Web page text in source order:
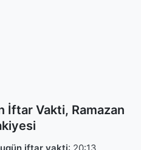
İftar Vakti, Ramazan